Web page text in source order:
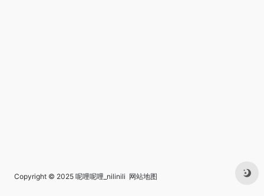
Copyright © 2025 呢哩呢哩_nilinili 网站地图